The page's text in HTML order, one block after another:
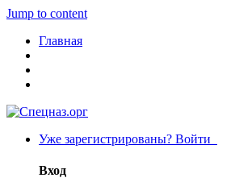
Jump to content
Главная
Уже зарегистрированы? Войти
Вход